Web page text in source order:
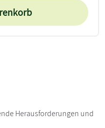
Herausforderungen und